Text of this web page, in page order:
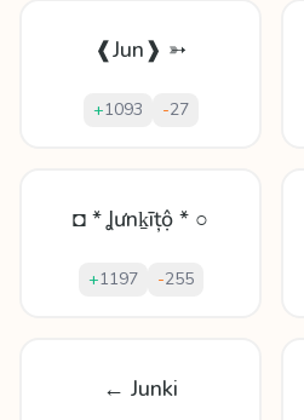
❰Jun❱ ➳
+1093 -27
◘ * Ʝưnḵīțộ * ○
+1197 -255
← Junki